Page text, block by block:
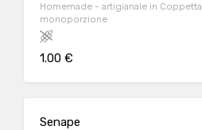
Homemade - artigianale in Coppetta
monoporzione
1.00 €
Senape